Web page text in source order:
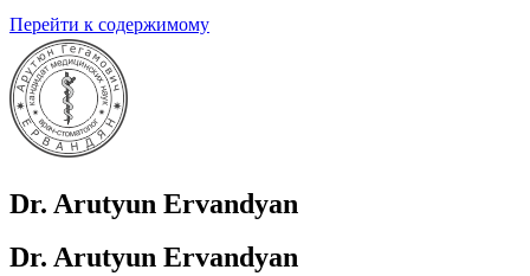
Перейти к содержимому
Dr. Arutyun Ervandyan
Dr. Arutyun Ervandyan